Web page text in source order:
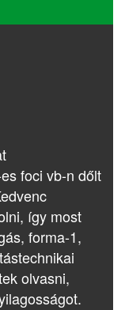
foci vb-n dőlt
így most
forma-1,
olvasni,